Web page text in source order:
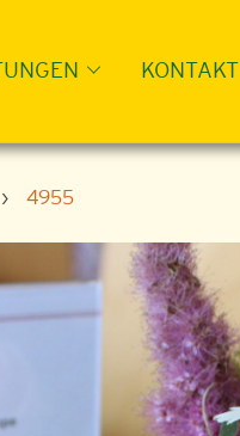
KONTAKT
› 4955